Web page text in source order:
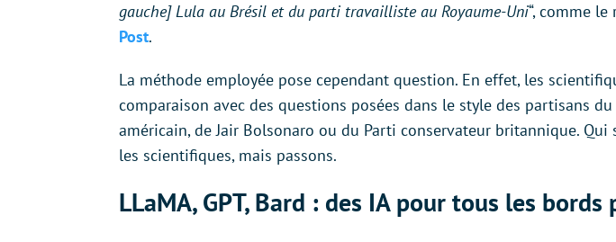
gauche] Lula au Brésil et du parti travailliste au Royaume-Uni“, comme
Post.
La méthode employée pose cependant question. En effet, les
comparaison avec des questions posées dans le style des partisans
américain, de Jair Bolsonaro ou du Parti conservateur britannique. Qui
les scientifiques, mais passons.
LLaMA, GPT, Bard : des IA pour tous les